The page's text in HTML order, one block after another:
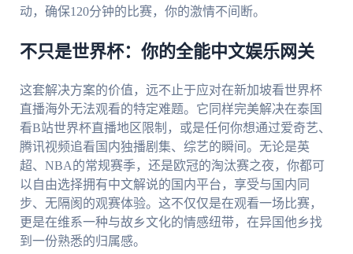
动，确保120分钟的比赛，你的激情不间断。
不只是世界杯：你的全能中文娱乐网关
这套解决方案的价值，远不止于应对在新加坡看世界杯
直播海外无法观看的特定难题。它同样完美解决在泰国
看B站世界杯直播地区限制，或是任何你想通过爱奇艺、
腾讯视频追看国内独播剧集、综艺的瞬间。无论是英
超、NBA的常规赛季，还是欧冠的淘汰赛之夜，你都可
以自由选择拥有中文解说的国内平台，享受与国内同
步、无隔阂的观赛体验。这不仅仅是在观看一场比赛，
更是在维系一种与故乡文化的情感纽带，在异国他乡找
到一份熟悉的归属感。